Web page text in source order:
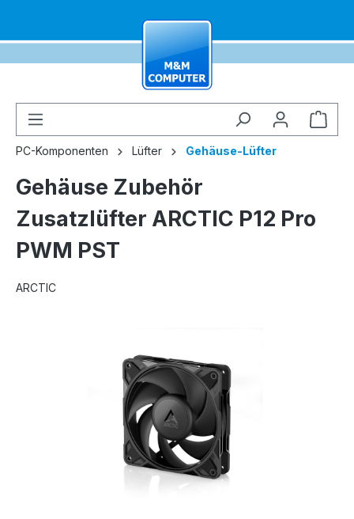
PC-Komponenten Lüfter Gehäuse-Lüfter
Gehäuse Zubehör
Zusatzlüfter ARCTIC P12 Pro
PWM PST
ARCTIC